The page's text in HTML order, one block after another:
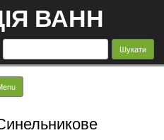
ВАНН
Пошук:
Skip to content